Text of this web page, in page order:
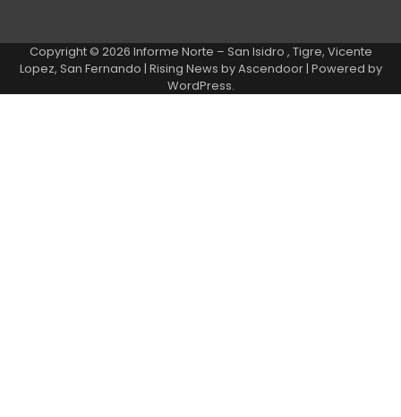
Copyright © 2026 Informe Norte – San Isidro , Tigre, Vicente
Lopez, San Fernando | Rising News byAscendoor| Powered by
WordPress.